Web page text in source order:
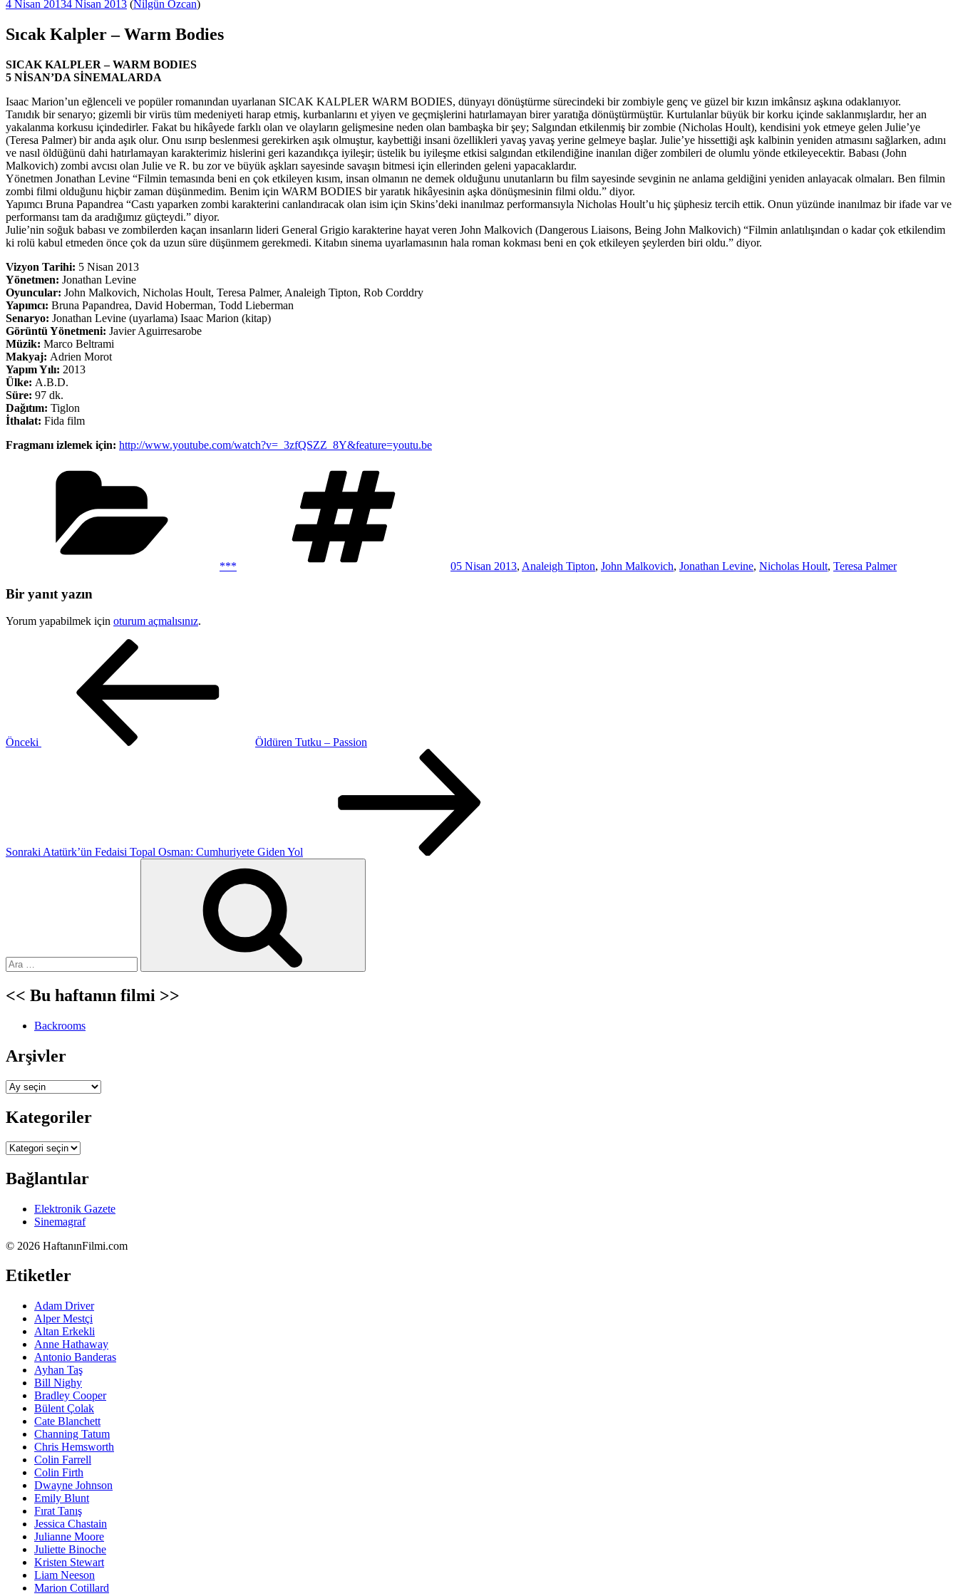
Yayım
4 Nisan 20134 Nisan 2013 (Nilgün Özcan)
Sıcak Kalpler – Warm Bodies
SICAK KALPLER – WARM BODIES
5 NİSAN’DA SİNEMALARDA
Isaac Marion’un eğlenceli ve popüler romanından uyarlanan SICAK KALPLER WARM BODIES, dünyayı dönüştürme sürecindeki bir zombiyle genç ve güzel bir kızın imkânsız aşkına odaklanıyor.
Tanıdık bir senaryo; gizemli bir virüs tüm medeniyeti harap etmiş, kurbanlarını et yiyen ve geçmişlerini hatırlamayan birer yaratığa dönüştürmüştür. Kurtulanlar büyük bir korku içinde saklanmışlardır, her an
yakalanma korkusu içindedirler. Fakat bu hikâyede farklı olan ve olayların gelişmesine neden olan bambaşka bir şey; Salgından etkilenmiş bir zombie (Nicholas Hoult), kendisini yok etmeye gelen Julie’ye
(Teresa Palmer) bir anda aşık olur. Onu ısırıp beslenmesi gerekirken aşık olmuştur, kaybettiği insani özellikleri yavaş yavaş yerine gelmeye başlar. Julie’ye hissettiği aşk kalbinin yeniden atmasını sağlarken, adını
ve nasıl öldüğünü dahi hatırlamayan karakterimiz hislerini geri kazandıkça iyileşir; üstelik bu iyileşme etkisi salgından etkilendiğine inanılan diğer zombileri de olumlu yönde etkileyecektir. Babası (John
Malkovich) zombi avcısı olan Julie ve R. bu zor ve büyük aşkları sayesinde savaşın bitmesi için ellerinden geleni yapacaklardır.
Yönetmen Jonathan Levine “Filmin temasında beni en çok etkileyen kısım, insan olmanın ne demek olduğunu unutanların bu film sayesinde sevginin ne anlama geldiğini yeniden anlayacak olmaları. Ben filmin
zombi filmi olduğunu hiçbir zaman düşünmedim. Benim için WARM BODIES bir yaratık hikâyesinin aşka dönüşmesinin filmi oldu.” diyor.
Yapımcı Bruna Papandrea “Castı yaparken zombi karakterini canlandıracak olan isim için Skins’deki inanılmaz performansıyla Nicholas Hoult’u hiç şüphesiz tercih ettik. Onun yüzünde inanılmaz bir ifade var ve
performansı tam da aradığımız güçteydi.” diyor.
Julie’nin soğuk babası ve zombilerden kaçan insanların lideri General Grigio karakterine hayat veren John Malkovich (Dangerous Liaisons, Being John Malkovich) “Filmin anlatılışından o kadar çok etkilendim
ki rolü kabul etmeden önce çok da uzun süre düşünmem gerekmedi. Kitabın sinema uyarlamasının hala roman kokması beni en çok etkileyen şeylerden biri oldu.” diyor.
Vizyon Tarihi: 5 Nisan 2013
Yönetmen: Jonathan Levine
Oyuncular: John Malkovich, Nicholas Hoult, Teresa Palmer, Analeigh Tipton, Rob Corddry
Yapımcı: Bruna Papandrea, David Hoberman, Todd Lieberman
Senaryo: Jonathan Levine (uyarlama) Isaac Marion (kitap)
Görüntü Yönetmeni: Javier Aguirresarobe
Müzik: Marco Beltrami
Makyaj: Adrien Morot
Yapım Yılı: 2013
Ülke: A.B.D.
Süre: 97 dk.
Dağıtım: Tiglon
İthalat: Fida film
Fragmanı izlemek için: http://www.youtube.com/watch?v=_3zfQSZZ_8Y&feature=youtu.be
*** 05 Nisan 2013, Analeigh Tipton, John Malkovich, Jonathan Levine, Nicholas Hoult, Teresa Palmer
Bir yanıt yazın
Yorum yapabilmek için oturum açmalısınız.
Önceki
Öldüren Tutku – Passion
Sonraki Atatürk’ün Fedaisi Topal Osman: Cumhuriyete Giden Yol
<< Bu haftanın filmi >>
Backrooms
Arşivler
Arşivler
Kategoriler
Kategoriler
Bağlantılar
Elektronik Gazete
Sinemagraf
© 2026 HaftanınFilmi.com
Etiketler
Adam Driver
Alper Mestçi
Altan Erkekli
Anne Hathaway
Antonio Banderas
Ayhan Taş
Bill Nighy
Bradley Cooper
Bülent Çolak
Cate Blanchett
Channing Tatum
Chris Hemsworth
Colin Farrell
Colin Firth
Dwayne Johnson
Emily Blunt
Fırat Tanış
Jessica Chastain
Julianne Moore
Juliette Binoche
Kristen Stewart
Liam Neeson
Marion Cotillard